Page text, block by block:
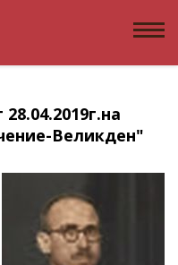
Великден"